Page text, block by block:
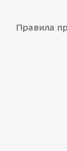
Правила